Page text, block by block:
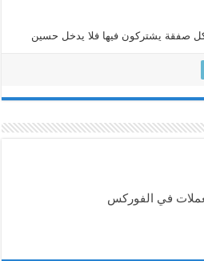
كل صفقة يشتركون فيها فلا يدخل حسين
في الفوركس